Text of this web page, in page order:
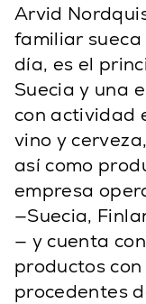
Arvid
familiar sueca
día, es el
Suecia y una
con actividad
vino y
así como
empresa
—Suecia,
— y cuenta
productos
procedentes